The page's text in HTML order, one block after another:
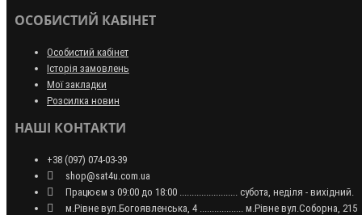
ОСОБИСТИЙ КАБІНЕТ
Особистий кабінет
Історія замовлень
Мої закладки
Розсилка новин
НАШІ КОНТАКТИ
+38 (097) 074-03-39
shop@sat4u.com.ua
Працюєм з 09:00 до 18:00 ........................ субота, неділя - вихідний.
м.Рівне вул.Богоявленська, 4 .................. м.Рівне вул.Соборна, 215